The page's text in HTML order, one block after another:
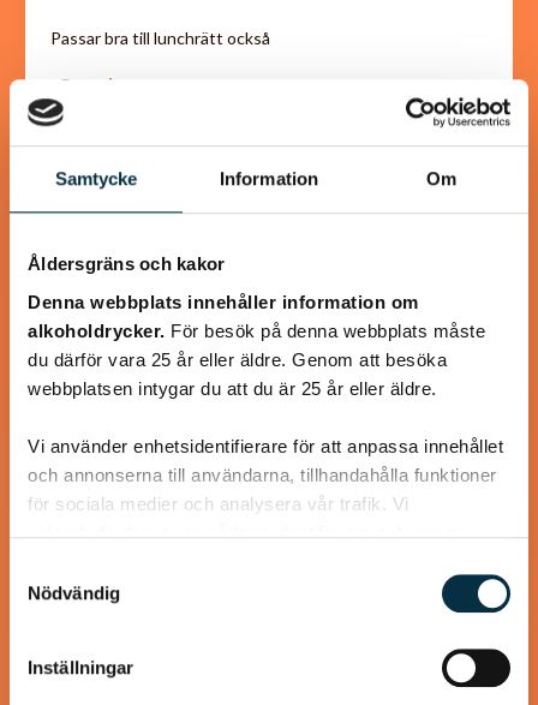
Samtycke Information Om
Åldersgräns och kakor
Denna webbplats innehåller information om
alkoholdrycker. För besök på denna webbplats måste
du därför vara 25 år eller äldre. Genom att besöka
webbplatsen intygar du att du är 25 år eller äldre.
Vi använder enhetsidentifierare för att anpassa innehållet
och annonserna till användarna, tillhandahålla funktioner
för sociala medier och analysera vår trafik. Vi
annons- och analysföretag som vi samarbetar med.
Dessa kan i sin tur kombinera informationen med annan
information som du har tillhandahållit eller som de har
samlat in när du har använt deras tjänster.
Nödvändig
Inställningar
Passar bra till lunchrätt också
@koppargrytan
Senapsbakad torsk med rostad
En rätt som går hem hos de flesta familjemedlemmarna är
Torsken får ett täcke av senap, ströbröd samt…